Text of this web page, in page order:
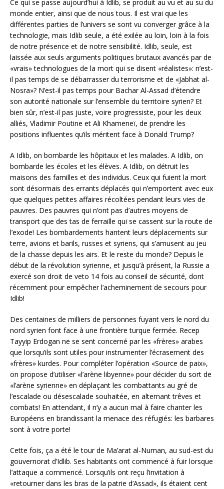
Ce qui se passe aujourd’hui à Idlib, se produit au vu et au su du
monde entier, ainsi que de nous tous. Il est vrai que les
différentes parties de l’univers se sont vu converger grâce à la
technologie, mais Idlib seule, a été exilée au loin, loin à la fois
de notre présence et de notre sensibilité. Idlib, seule, est
laissée aux seuls arguments politiques brutaux avancés par de
«vrais» technologues de la mort qui se disent «réalistes»: n’est-
il pas temps de se débarrasser du terrorisme et de «Jabhat al-
Nosra»? N’est-il pas temps pour Bachar Al-Assad d’étendre
son autorité nationale sur l’ensemble du territoire syrien? Et
bien sûr, n’est-il pas juste, voire progressiste, pour les deux
alliés, Vladimir Poutine et Ali Khameneï, de prendre les
positions influentes qu’ils méritent face à Donald Trump?
A Idlib, on bombarde les hôpitaux et les malades. A Idlib, on
bombarde les écoles et les élèves. A Idlib, on détruit les
maisons des familles et des individus. Ceux qui fuient la mort
sont désormais des errants déplacés qui n’emportent avec eux
que quelques petites affaires récoltées pendant leurs vies de
pauvres. Des pauvres qui n’ont pas d’autres moyens de
transport que des tas de ferraille qui se cassent sur la route de
l’exode! Les bombardements hantent leurs déplacements sur
terre, avions et barils, russes et syriens, qui s’amusent au jeu
de la chasse depuis les airs. Et le reste du monde? Depuis le
début de la révolution syrienne, et jusqu’à présent, la Russie a
exercé son droit de veto 14 fois au conseil de sécurité, dont
récemment pour empêcher l’acheminement de secours pour
Idlib!
Des centaines de milliers de personnes fuyant vers le nord du
nord syrien font face à une frontière turque fermée. Recep
Tayyip Erdogan ne se sent concerné par les «frères» arabes
que lorsqu’ils sont utiles pour instrumenter l’écrasement des
«frères» kurdes. Pour compléter l’opération «Source de paix»,
on propose d’utiliser «l’arène libyenne» pour décider du sort de
«l’arène syrienne» en déplaçant les combattants au gré de
l’escalade ou désescalade souhaitée, en alternant trêves et
combats! En attendant, il n’y a aucun mal à faire chanter les
Européens en brandissant la menace des réfugiés: les barbares
sont à votre porte!
Cette fois, ça a été le tour de Ma’arat al-Numan, au sud-est du
gouvernorat d’Idlib. Ses habitants ont commencé à fuir lorsque
l’attaque a commencé. Lorsqu’ils ont reçu l’invitation à
«retourner dans les bras de la patrie d’Assad», ils étaient cent